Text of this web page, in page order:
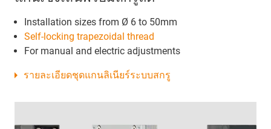
Installation sizes from Ø 6 to 50mm
Self-locking trapezoidal thread
For manual and electric adjustments
รายละเอียดชุดแกนลิเนียร์ระบบสกรู